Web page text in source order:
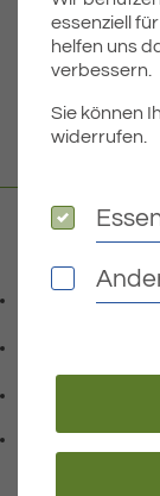
07541
Telefonnummer:
E-Mail Adresse:
Adresse:
essenziell
helfen uns
verbessern.
Sie können
widerrufen.
Andere